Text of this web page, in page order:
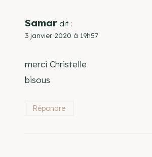
Samar dit :
3 janvier 2020 à 19h57
merci Christelle
bisous
Répondre